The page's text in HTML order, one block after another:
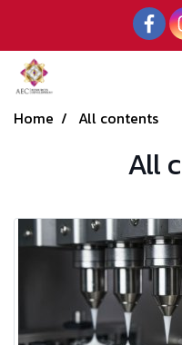
Home All contents
All